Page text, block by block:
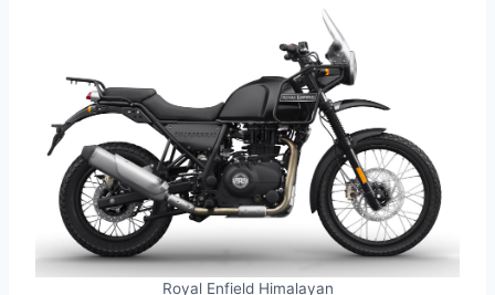
Royal Enfield Himalayan